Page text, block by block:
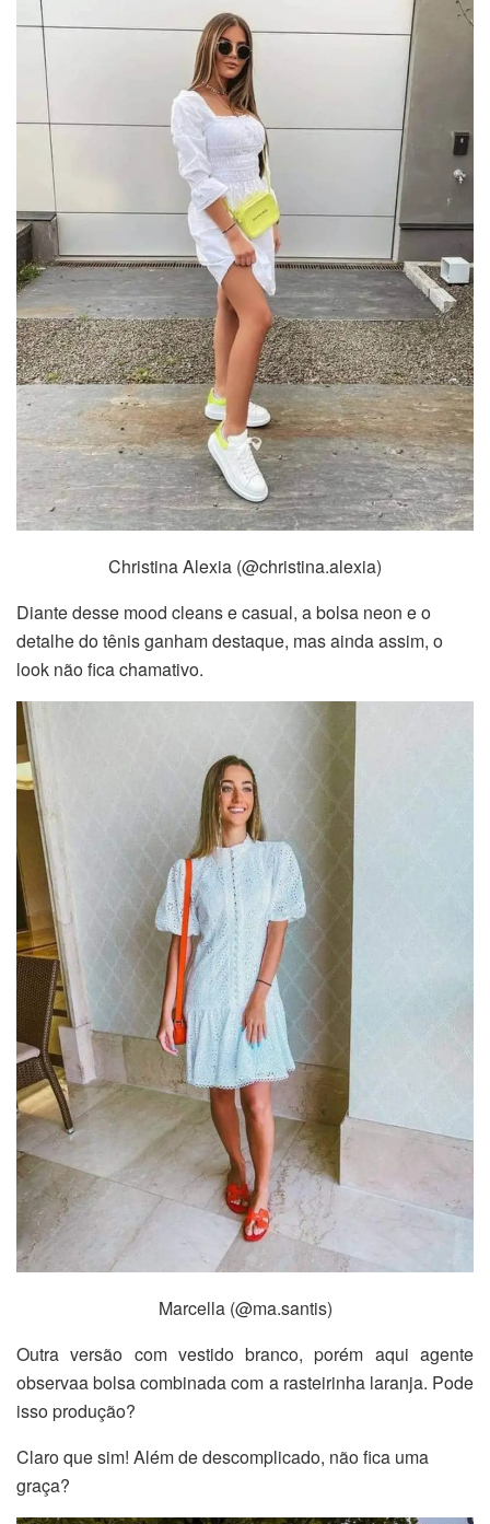
Christina Alexia (@christina.alexia)
Diante desse mood cleans e casual, a bolsa neon e o
detalhe do tênis ganham destaque, mas ainda assim, o
look não fica chamativo.
Marcella (@ma.santis)
Outra versão com vestido branco, porém aqui agente
observaa bolsa combinada com a rasteirinha laranja. Pode
isso produção?
Claro que sim! Além de descomplicado, não fica uma
graça?